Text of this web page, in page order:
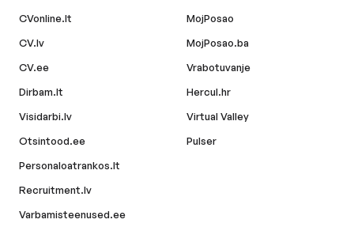
CVonline.lt
CV.lv
CV.ee
Dirbam.lt
Visidarbi.lv
Otsintood.ee
Personaloatrankos.lt
Recruitment.lv
Varbamisteenused.ee
MojPosao
MojPosao.ba
Vrabotuvanje
Hercul.hr
Virtual Valley
Pulser